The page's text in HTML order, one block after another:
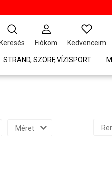
STRAND, SZÖRF, VÍZISPORT
Keresés Fiókom Kedvenceim
Méret